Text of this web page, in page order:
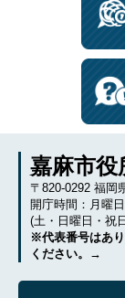
嘉麻市役
〒820-0292 福岡
開庁時間：月曜
(土・日曜日・祝
※代表番号はあ
ください。→